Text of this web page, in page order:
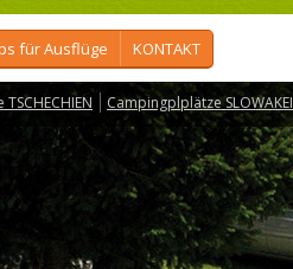
für Ausflüge KONTAKT
Campingplplätze SLOWAKEI